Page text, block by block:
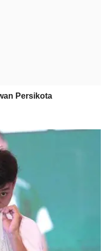
Persikota